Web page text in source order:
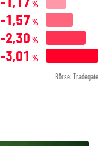
%
-1,57 %
-2,30 %
-3,01 %
Börse: Tradegate